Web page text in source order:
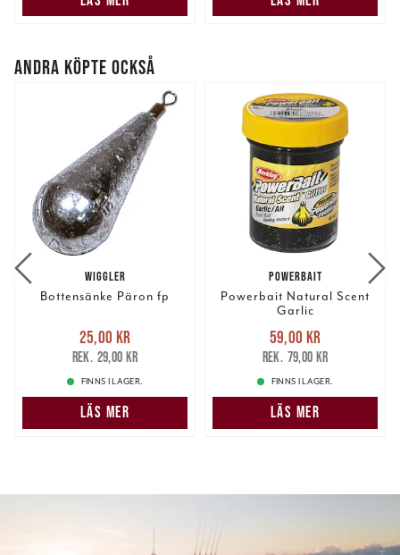
ANDRA KÖPTE OCKSÅ
WIGGLER
Bottensänke Päron fp
Nuvarande pris
25,00 krTidigare pris
29,00 kr
25,00 kr
29,00 kr
FINNS I LAGER.
LÄS MER
POWERBAIT
Powerbait Natural Scent
Garlic
Nuvarande pris
59,00 krTidigare pris
79,00 kr
59,00 kr
79,00 kr
FINNS I LAGER.
LÄS MER